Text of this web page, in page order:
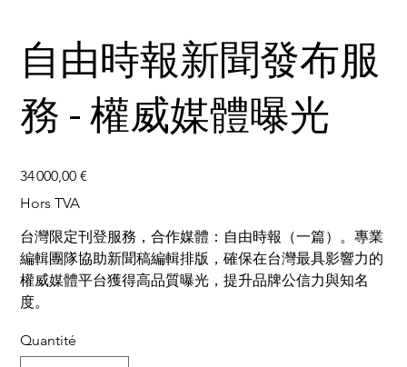
自由時報新聞發布服
務 - 權威媒體曝光
Prix
34 000,00 €
Hors TVA
台灣限定刊登服務，合作媒體：自由時報（一篇）。專業
編輯團隊協助新聞稿編輯排版，確保在台灣最具影響力的
權威媒體平台獲得高品質曝光，提升品牌公信力與知名
度。
Quantité